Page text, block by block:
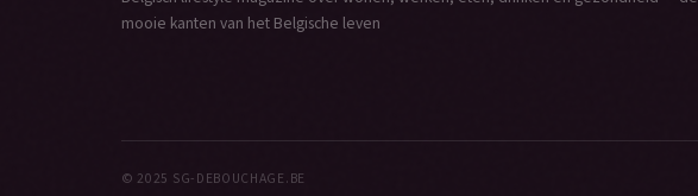
mooie kanten van het Belgische leven
© 2025 SG-DEBOUCHAGE.BE